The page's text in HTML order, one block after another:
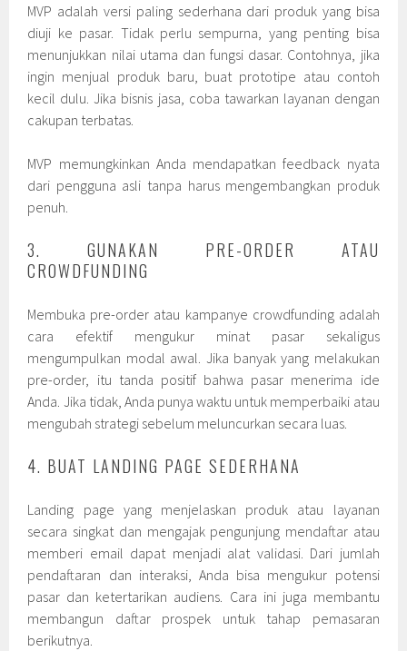
MVP adalah versi paling sederhana dari produk yang bisa
diuji ke pasar. Tidak perlu sempurna, yang penting bisa
menunjukkan nilai utama dan fungsi dasar. Contohnya, jika
ingin menjual produk baru, buat prototipe atau contoh
kecil dulu. Jika bisnis jasa, coba tawarkan layanan dengan
cakupan terbatas.
MVP memungkinkan Anda mendapatkan feedback nyata
dari pengguna asli tanpa harus mengembangkan produk
penuh.
3. GUNAKAN PRE-ORDER ATAU
CROWDFUNDING
Membuka pre-order atau kampanye crowdfunding adalah
cara efektif mengukur minat pasar sekaligus
mengumpulkan modal awal. Jika banyak yang melakukan
pre-order, itu tanda positif bahwa pasar menerima ide
Anda. Jika tidak, Anda punya waktu untuk memperbaiki atau
mengubah strategi sebelum meluncurkan secara luas.
4. BUAT LANDING PAGE SEDERHANA
Landing page yang menjelaskan produk atau layanan
secara singkat dan mengajak pengunjung mendaftar atau
memberi email dapat menjadi alat validasi. Dari jumlah
pendaftaran dan interaksi, Anda bisa mengukur potensi
pasar dan ketertarikan audiens. Cara ini juga membantu
membangun daftar prospek untuk tahap pemasaran
berikutnya.